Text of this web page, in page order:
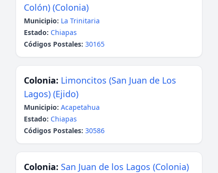
Colón) (Colonia)
Municipio: La Trinitaria
Estado: Chiapas
Códigos Postales: 30165
Colonia: Limoncitos (San Juan de Los
Lagos) (Ejido)
Municipio: Acapetahua
Estado: Chiapas
Códigos Postales: 30586
Colonia: San Juan de los Lagos (Colonia)